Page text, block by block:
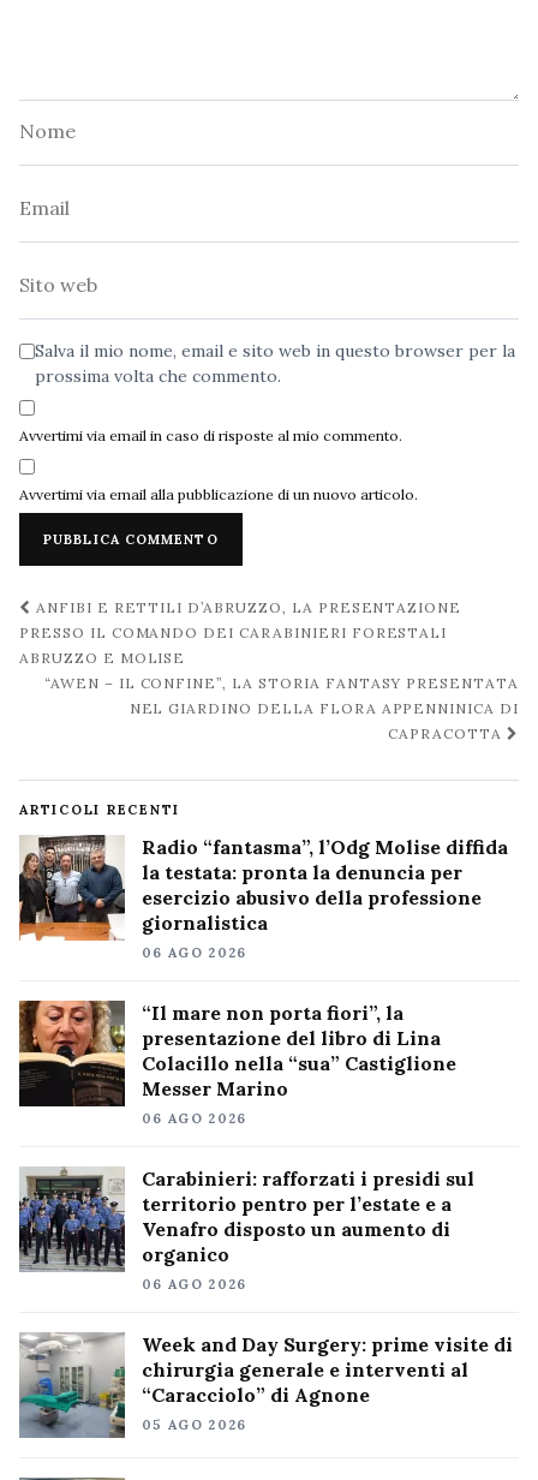
Salva il mio nome, email e sito web in questo browser per la
prossima volta che commento.
Avvertimi via email in caso di risposte al mio commento.
Avvertimi via email alla pubblicazione di un nuovo articolo.
Navigazione
post
ANFIBI E RETTILI D’ABRUZZO, LA PRESENTAZIONE
PRESSO IL COMANDO DEI CARABINIERI FORESTALI
ABRUZZO E MOLISE
“AWEN – IL CONFINE”, LA STORIA FANTASY PRESENTATA
NEL GIARDINO DELLA FLORA APPENNINICA DI
CAPRACOTTA
ARTICOLI RECENTI
Radio “fantasma”, l’Odg Molise diffida
la testata: pronta la denuncia per
esercizio abusivo della professione
giornalistica
06 AGO 2026
“Il mare non porta fiori”, la
presentazione del libro di Lina
Colacillo nella “sua” Castiglione
Messer Marino
06 AGO 2026
Carabinieri: rafforzati i presidi sul
territorio pentro per l’estate e a
Venafro disposto un aumento di
organico
06 AGO 2026
Week and Day Surgery: prime visite di
chirurgia generale e interventi al
“Caracciolo” di Agnone
05 AGO 2026